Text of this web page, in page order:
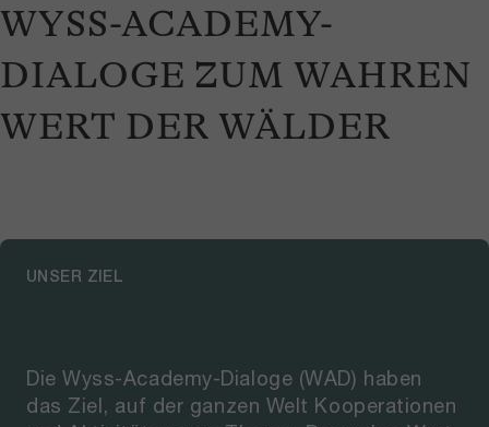
WYSS-ACADEMY-
DIALOGE ZUM WAHREN
WERT DER WÄLDER
UNSER ZIEL
Die Wyss-Academy-Dialoge (WAD) haben
das Ziel, auf der ganzen Welt Kooperationen